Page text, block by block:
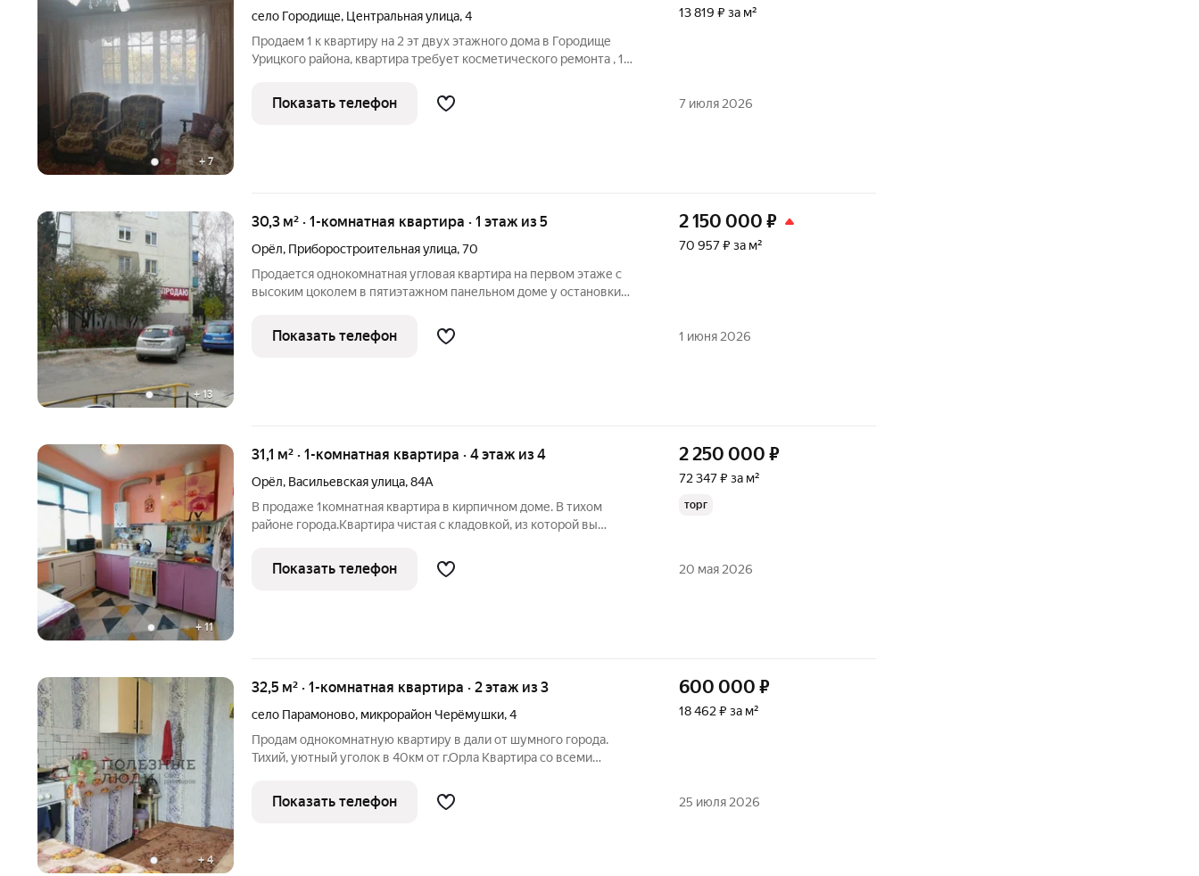
+7
село Городище, Центральная улица,4
Продаем 1 к квартиру на 2 эт двух этажного дома в Городище
Урицкого района, квартира требует косметического ремонта , 1
звонков ID объекта в нашей базе: 458
13 819 ₽ за м²
Показать телефон 7 июля 2026
+ 13
30,3 м² · 1-комнатная квартира · 1 этаж из 5
Орёл, Приборостроительная улица,70
Продается однокомнатная угловая квартира на первом этаже с
высоким цоколем в пятиэтажном панельном доме у остановки
ней никто не прописан и никто не проживает. В районе развитая
2 150 000 ₽
70 957 ₽ за м²
Показать телефон 1 июня 2026
+11
31,1 м² · 1-комнатная квартира · 4 этаж из 4
Орёл, Васильевская улица,84А
В продаже 1комнатная квартира в кирпичном доме. В тихом
районе города.Квартира чистая с кладовкой, из которой вы
Сделан в этом году капитальный ремонт крыши. Бонусом сухой
вместительный
2 250 000 ₽
72 347 ₽ за м²
торг
Показать телефон 20 мая 2026
+4
32,5 м² · 1-комнатная квартира · 2 этаж из 3
село Парамоново, микрорайон Черёмушки,4
Продам однокомнатную квартиру в дали от шумного города.
Тихий, уютный уголок в 40км от г.Орла Квартира со всеми
потолки, дверь-сейф, косметический ремонт. Участок земли, 5
соток всегда свежие
600 000 ₽
18 462 ₽ за м²
Показать телефон 25 июля 2026